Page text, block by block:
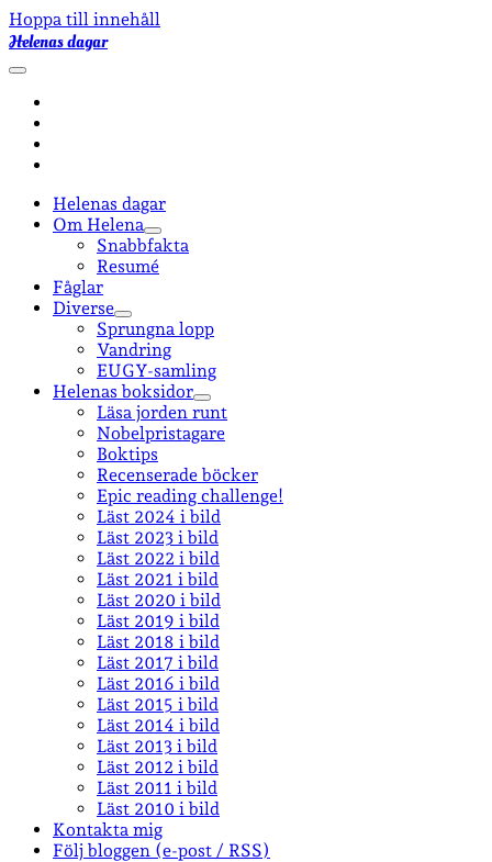
Hoppa till innehåll
Helenas dagar
öppna
Helenas dagar
Om Helena
öppna
undermeny
Snabbfakta
Resumé
Fåglar
Diverse
öppna
undermeny
Sprungna lopp
Vandring
EUGY-samling
Helenas boksidor
öppna
undermeny
Läsa jorden runt
Nobelpristagare
Boktips
Recenserade böcker
Epic reading challenge!
Läst 2024 i bild
Läst 2023 i bild
Läst 2022 i bild
Läst 2021 i bild
Läst 2020 i bild
Läst 2019 i bild
Läst 2018 i bild
Läst 2017 i bild
Läst 2016 i bild
Läst 2015 i bild
Läst 2014 i bild
Läst 2013 i bild
Läst 2012 i bild
Läst 2011 i bild
Läst 2010 i bild
Kontakta mig
Följ bloggen (e-post / RSS)